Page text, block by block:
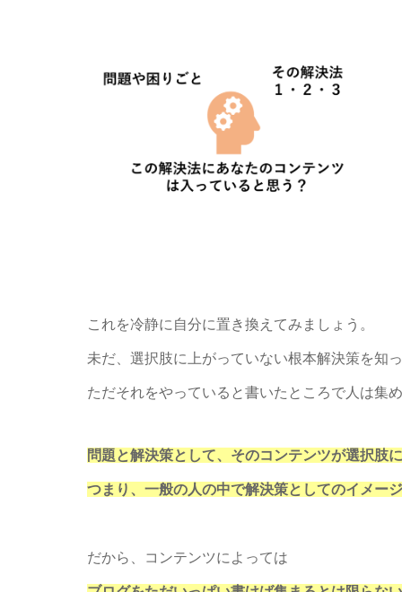
これを冷静に自分に置き換えてみましょう。
未だ、選択肢に上がっていない根本解決策を知っ
ただそれをやっていると書いたところで人は集
問題と解決策として、そのコンテンツが選択肢
つまり、一般の人の中で解決策としてのイメー
だから、コンテンツによっては